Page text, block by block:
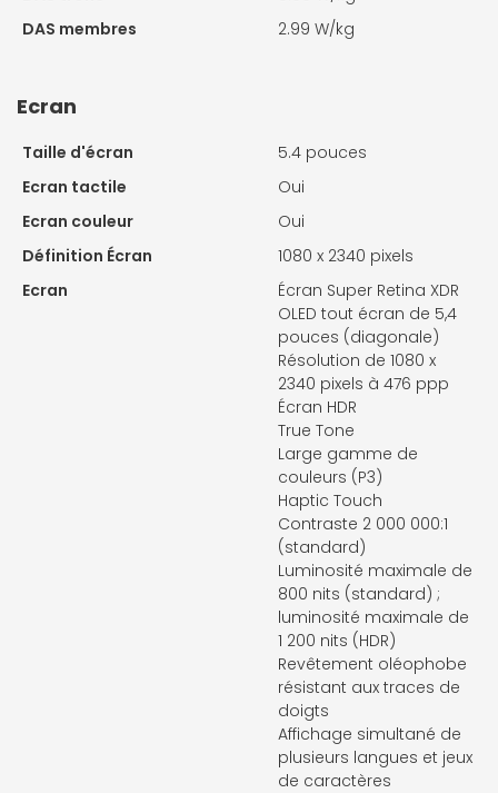
DAS membres
2.99 W/kg
Ecran
Taille d'écran
5.4 pouces
Ecran tactile
Oui
Ecran couleur
Oui
Définition Écran
1080 x 2340 pixels
Ecran
Écran Super Retina XDR
OLED tout écran de 5,4
pouces (diagonale)
Résolution de 1080 x
2340 pixels à 476 ppp
Écran HDR
True Tone
Large gamme de
couleurs (P3)
Haptic Touch
Contraste 2 000 000:1
(standard)
Luminosité maximale de
800 nits (standard) ;
luminosité maximale de
1 200 nits (HDR)
Revêtement oléophobe
résistant aux traces de
doigts
Affichage simultané de
plusieurs langues et jeux
de caractères